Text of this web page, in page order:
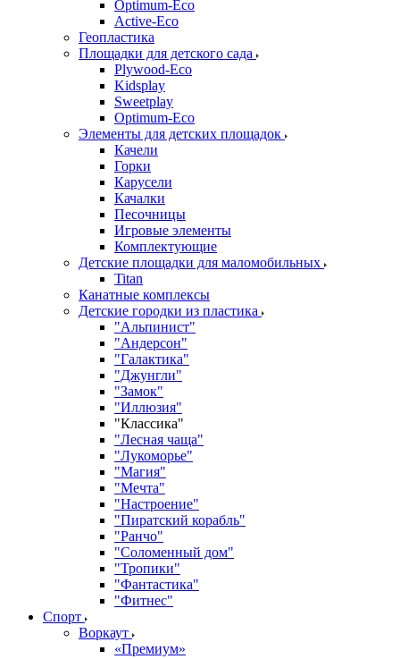
Оptimum-Еco
Active-Eco
Геопластика
Площадки для детского сада
Plywood-Eco
Kidsplay
Sweetplay
Оptimum-Еco
Элементы для детских площадок
Качели
Горки
Карусели
Качалки
Песочницы
Игровые элементы
Комплектующие
Детские площадки для маломобильных
Titan
Канатные комплексы
Детские городки из пластика
"Альпинист"
"Андерсон"
"Галактика"
"Джунгли"
"Замок"
"Иллюзия"
"Классика"
"Лесная чаща"
"Лукоморье"
"Магия"
"Мечта"
"Настроение"
"Пиратский корабль"
"Ранчо"
"Соломенный дом"
"Тропики"
"Фантастика"
"Фитнес"
Спорт
Воркаут
«Премиум»